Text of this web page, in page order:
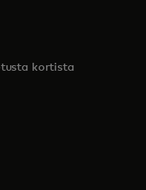
kortista